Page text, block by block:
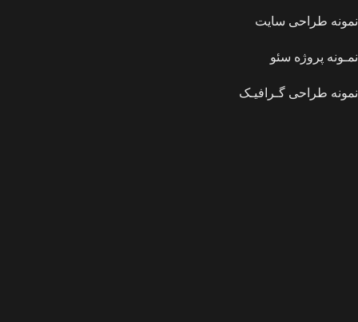
نمونه طراحی سایت
نمـونه پروژه سئو
نمونه طراحی گـرافیـک